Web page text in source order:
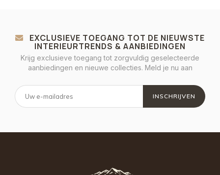
EXCLUSIEVE TOEGANG TOT DE NIEUWSTE
INTERIEURTRENDS & AANBIEDINGEN
Krijg exclusieve toegang tot zorgvuldig geselecteerde
aanbiedingen en nieuwe collecties. Meld je nu aan
INSCHRIJVEN